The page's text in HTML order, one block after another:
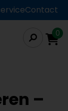
Contact
0
–